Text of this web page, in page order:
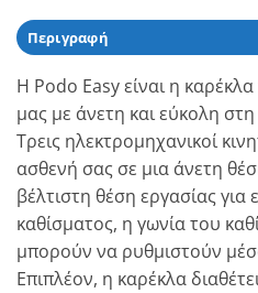
Περιγραφή
Η Podo Easy είναι η
μας με άνετη και εύκολη
Τρεις ηλεκτρομηχανικοί
ασθενή σας σε μια άνετη
βέλτιστη θέση εργασίας
καθίσματος, η γωνία του
μπορούν να ρυθμιστούν
Επιπλέον, η καρέκλα